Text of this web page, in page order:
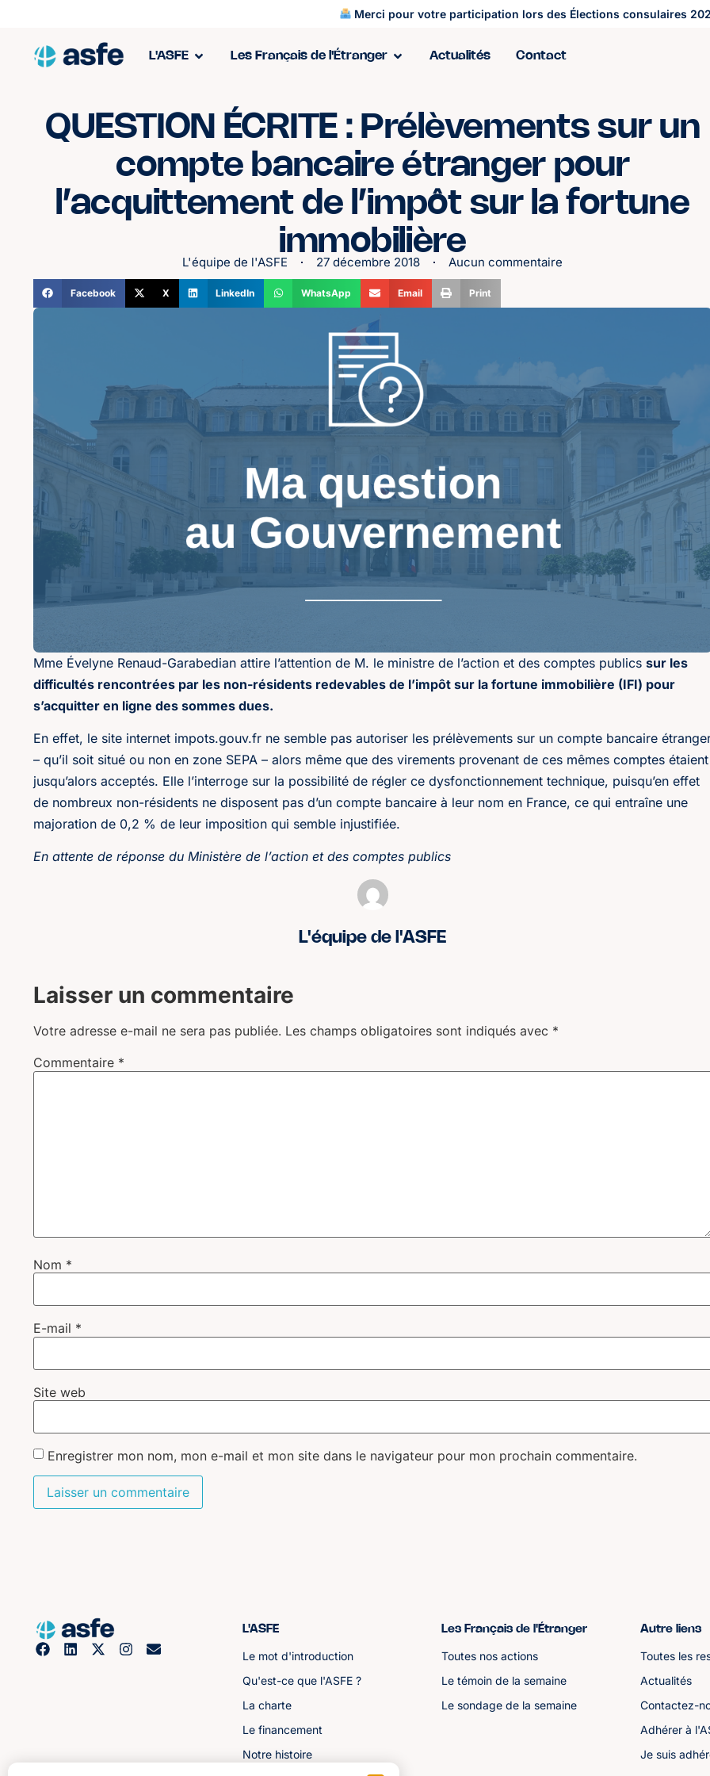
Merci pour votre participation lors des Élections consulaires
L'ASFE Les Français de l'Étranger Actualités Contact
QUESTION ÉCRITE : Prélèvements sur un
compte bancaire étranger pour
l’acquittement de l’impôt sur la fortune
immobilière
L'équipe de l'ASFE 27 décembre 2018 Aucun commentaire
Facebook X LinkedIn WhatsApp Email Print
Mme Évelyne Renaud-Garabedian attire l’attention de M. le ministre de l’action et des comptes publics sur les
difficultés rencontrées par les non-résidents redevables de l’impôt sur la fortune immobilière (IFI) pour
s’acquitter en ligne des sommes dues.
En effet, le site internet impots.gouv.fr ne semble pas autoriser les prélèvements sur un compte bancaire
– qu’il soit situé ou non en zone SEPA – alors même que des virements provenant de ces mêmes comptes étaient
jusqu’alors acceptés. Elle l’interroge sur la possibilité de régler ce dysfonctionnement technique, puisqu’en effet
de nombreux non-résidents ne disposent pas d’un compte bancaire à leur nom en France, ce qui entraîne une
majoration de 0,2 % de leur imposition qui semble injustifiée.
En attente de réponse du Ministère de l’action et des comptes publics
L'équipe de l'ASFE
Laisser un commentaire
Votre adresse e-mail ne sera pas publiée. Les champs obligatoires sont indiqués avec *
Commentaire *
Nom *
E-mail *
Site web
Enregistrer mon nom, mon e-mail et mon site dans le navigateur pour mon prochain commentaire.
L'ASFE
Le mot d'introduction
Qu'est-ce que l'ASFE ?
La charte
Le financement
Notre histoire
Les Français de l'Étranger
Toutes nos actions
Le témoin de la semaine
Le sondage de la semaine
Autre liens
Toutes les
Actualités
Contactez-
Adhérer à
Je suis